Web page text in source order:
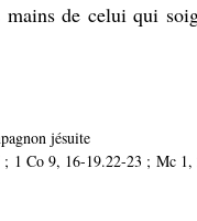
de celui qui
jésuite
1 Co 9, 16-19.22-23 ; Mc 1,